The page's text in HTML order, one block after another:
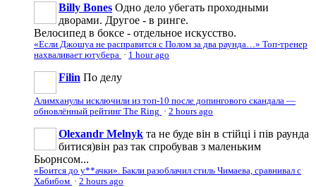
Billy Bones Одно дело убегать проходными
дворами. Другое - в ринге.
Велосипед в боксе - отдельное искусство.
«Если Джошуа не расправится с Полом за два раунда…» Топ-тренер
нахваливает ютубера · 1 hour ago
Filin По делу
Алимханулы исключили из топ-10 после допингового скандала —
обновлённый рейтинг The Ring · 2 hours ago
Olexandr Melnyk та не буде він в стійці і пів раунда
битися)він раз так спробував з маленьким
Бьорнсом...
«Боится до у**ачки». Бакли разоблачил стиль Чимаева, сравнивал с
Хабибом · 2 hours ago